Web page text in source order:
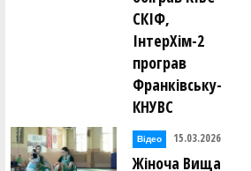
СКІФ,
ІнтерХім-2
програв
Франківську-
КНУВС
Відео 15.03.2026
Жіноча Вища